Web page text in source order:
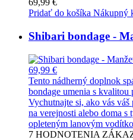
69,99 €
Pridať do košíka Nákupný
Shibari bondage -
69,99 €
Tento nádherný doplnok
bondage umenia s
Vychutnajte si, ako vás
na verejnosti alebo doma
opleteným lanovým
7 HODNOTENIA